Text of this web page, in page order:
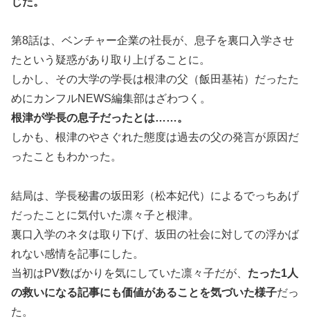
第8話は、ベンチャー企業の社長が、息子を裏口入学させ
たという疑惑があり取り上げることに。
しかし、その大学の学長は根津の父（飯田基祐）だったた
めにカンフルNEWS編集部はざわつく。
根津が学長の息子だったとは……。
しかも、根津のやさぐれた態度は過去の父の発言が原因だ
ったこともわかった。
結局は、学長秘書の坂田彩（松本妃代）によるでっちあげ
だったことに気付いた凛々子と根津。
裏口入学のネタは取り下げ、坂田の社会に対しての浮かば
れない感情を記事にした。
当初はPV数ばかりを気にしていた凛々子だが、 たった1人
の救いになる記事にも価値があることを気づいた様子だっ
た。